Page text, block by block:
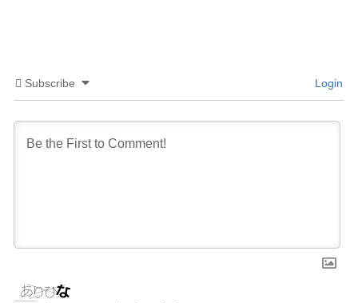
Subscribe Login